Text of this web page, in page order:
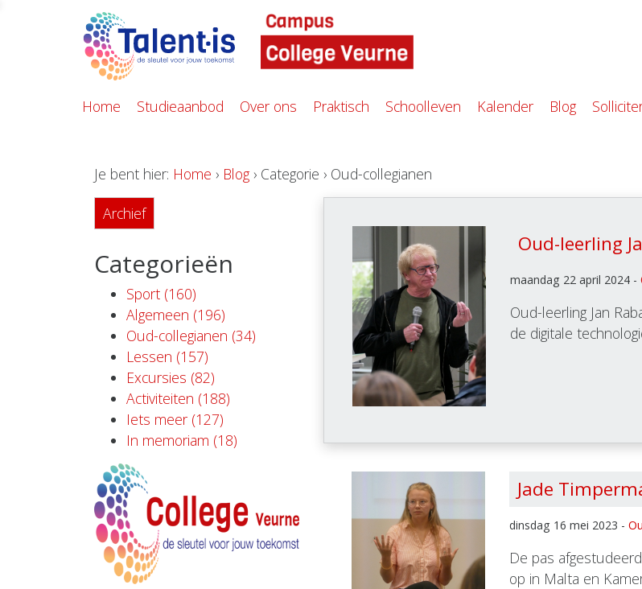
Home Studieaanbod Over ons Praktisch Schoolleven Kalender Blog
Je bent hier: Home › Blog › Categorie › Oud-collegianen
Archief
Categorieën
Sport (160)
Algemeen (196)
Oud-collegianen (34)
Lessen (157)
Excursies (82)
Activiteiten (188)
Iets meer (127)
In memoriam (18)
Oud-leerling
maandag 22 april 2024 -
Oud-leerling Jan
de digitale
Jade
dinsdag 16 mei 2023 -
De pas
op in Malta en